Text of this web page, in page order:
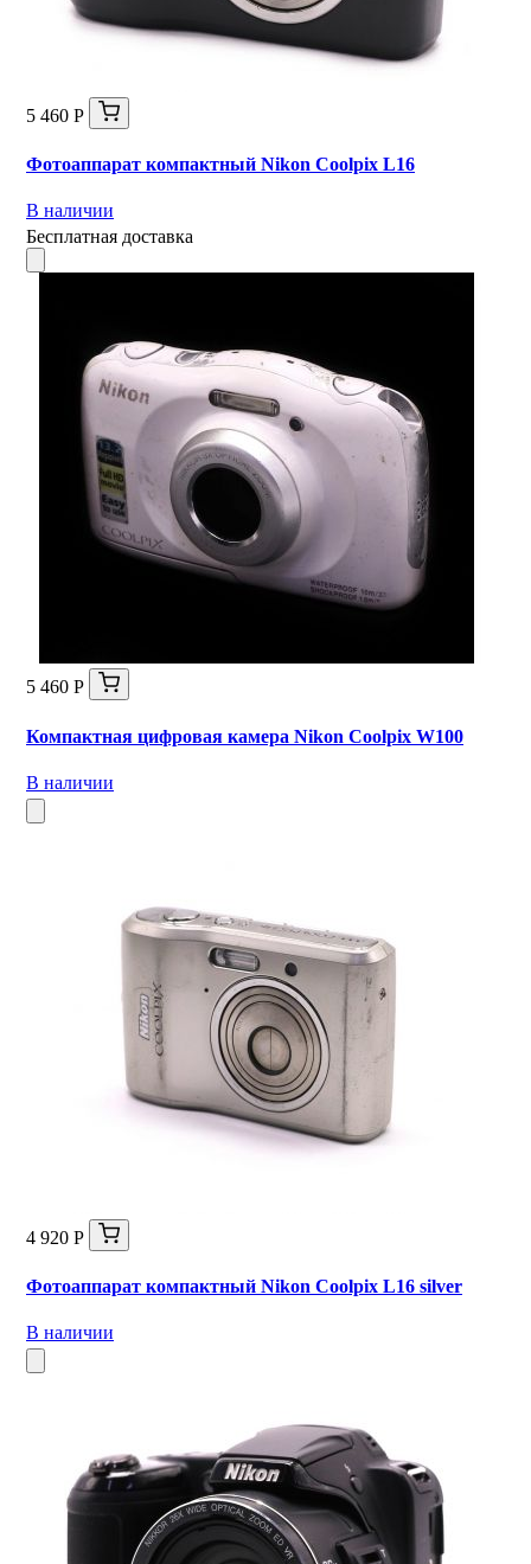
5 460 Р
Фотоаппарат компактный Nikon Coolpix L16
В наличии
Бесплатная доставка
5 460 Р
Компактная цифровая камера Nikon Coolpix W100
В наличии
4 920 Р
Фотоаппарат компактный Nikon Coolpix L16 silver
В наличии